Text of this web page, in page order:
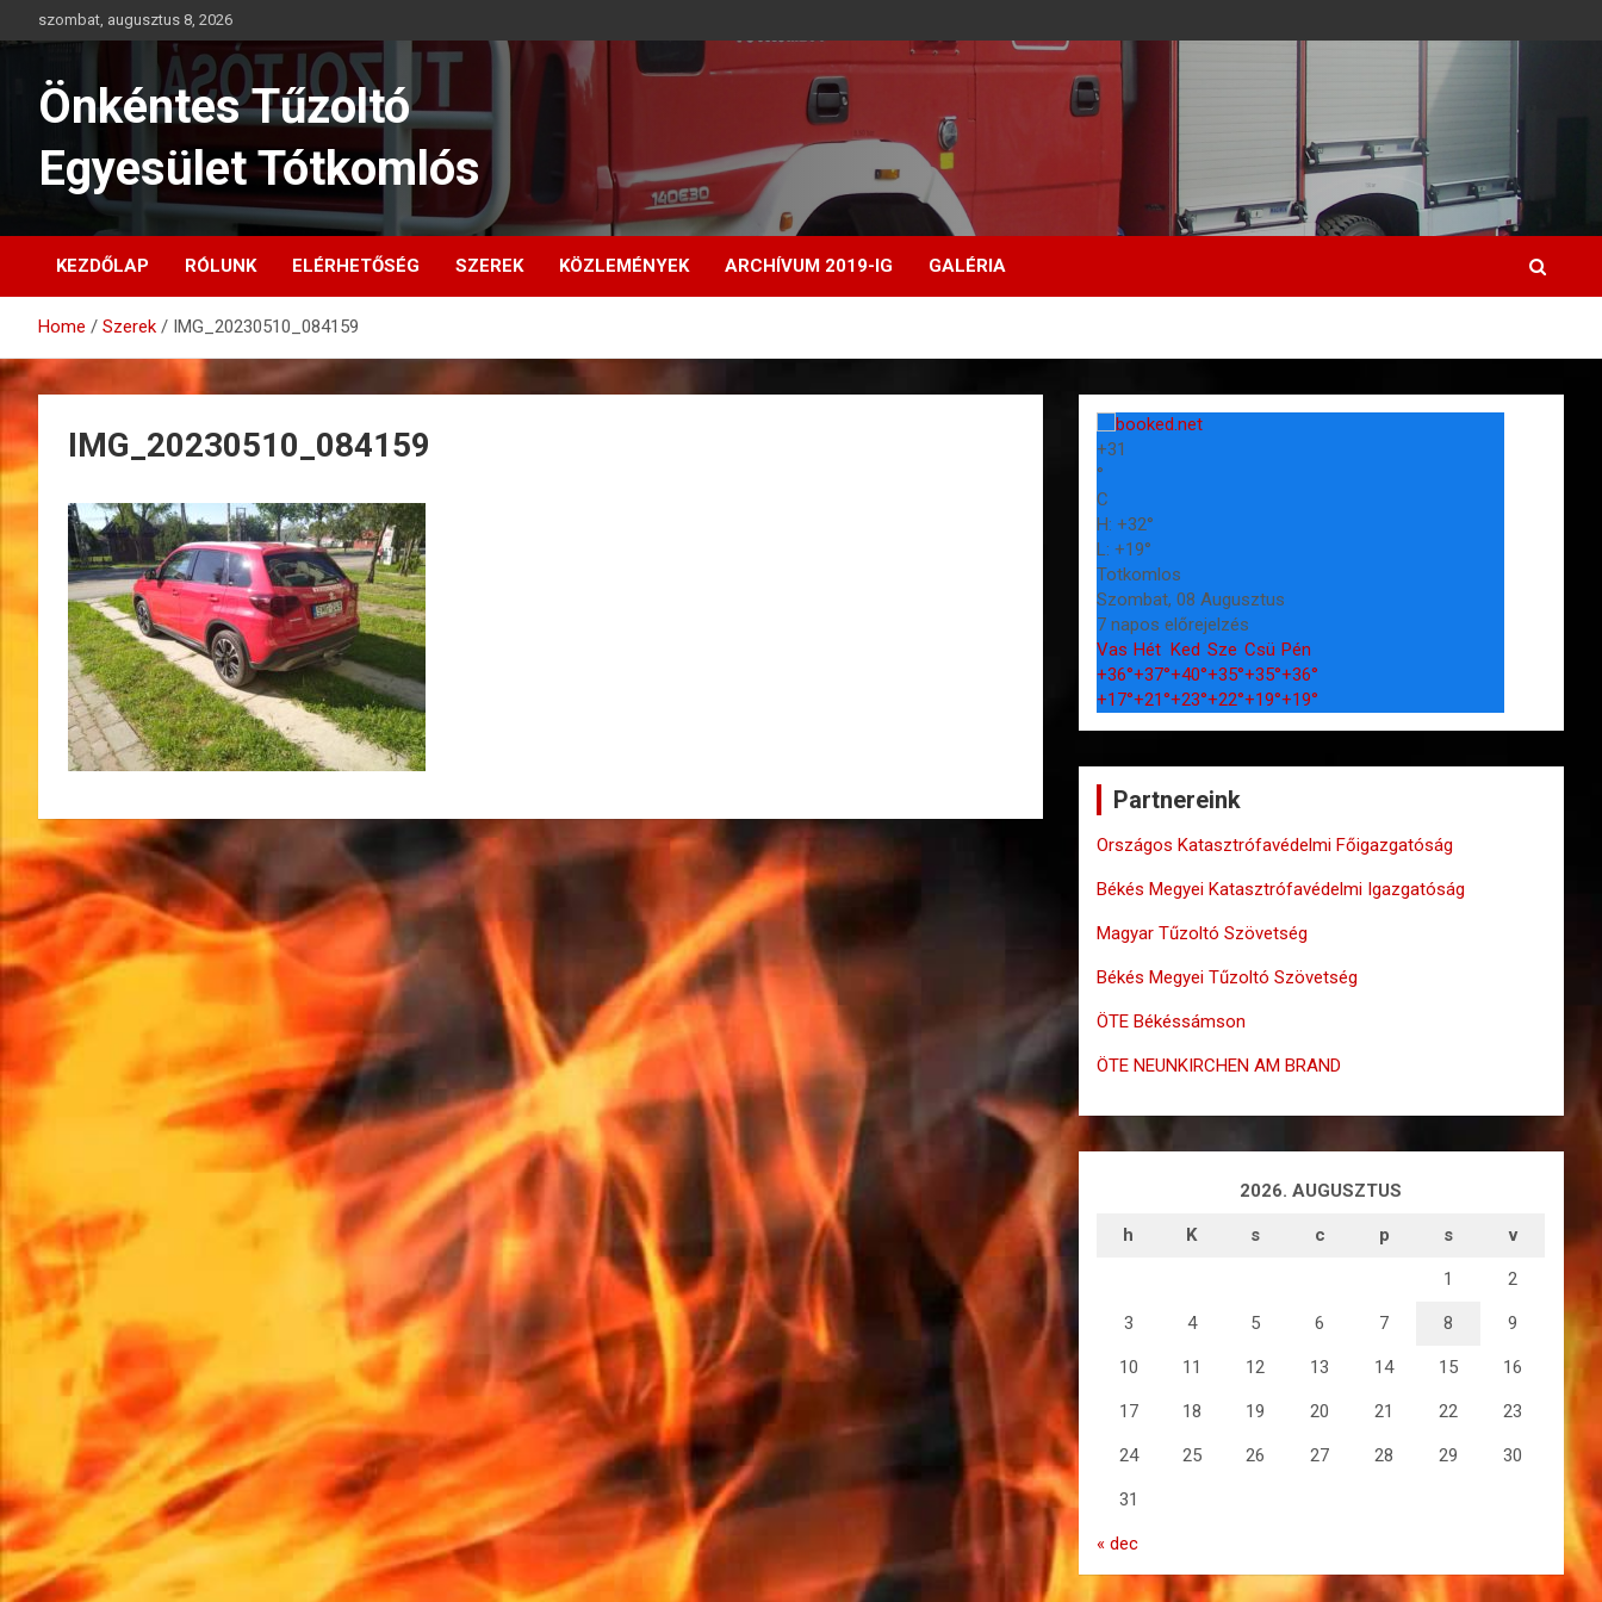
to
szombat, augusztus 8, 2026
Önkéntes Tűzoltó
Egyesület Tótkomlós
KEZDŐLAP RÓLUNK ELÉRHETŐSÉG SZEREK KÖZLEMÉNYEK ARCHÍVUM 2019-IG GALÉRIA
Home Szerek IMG_20230510_084159
IMG_20230510_084159 +31
°
C
H:+32°
L:+19°
Totkomlos
Szombat, 08 Augusztus
7 napos előrejelzés
Vas Hét Ked Sze Csü Pén
+36°+37°+40°+35°+35°+36°
+17°+21°+23°+22°+19°+19°
Partnereink
Országos Katasztrófavédelmi Főigazgatóság
Békés Megyei Katasztrófavédelmi Igazgatóság
Magyar Tűzoltó Szövetség
Békés Megyei Tűzoltó Szövetség
ÖTE Békéssámson
ÖTE NEUNKIRCHEN AM BRAND
2026. AUGUSZTUS
h K s c p s v
1 2
3 4 5 6 7 8 9
10 11 12 13 14 15 16
17 18 19 20 21 22 23
24 25 26 27 28 29 30
31
« dec